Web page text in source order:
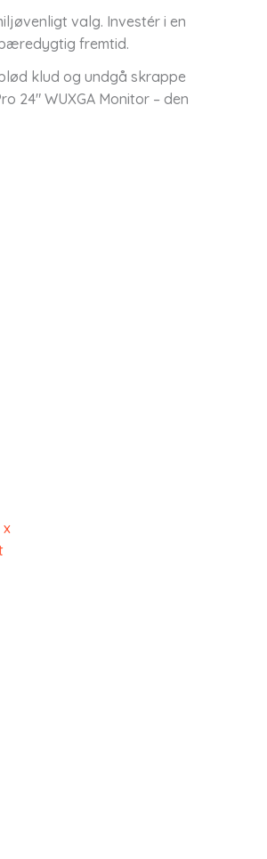
valg. Investér i en
fremtid.
klud og undgå skrappe
24" WUXGA Monitor – den
x